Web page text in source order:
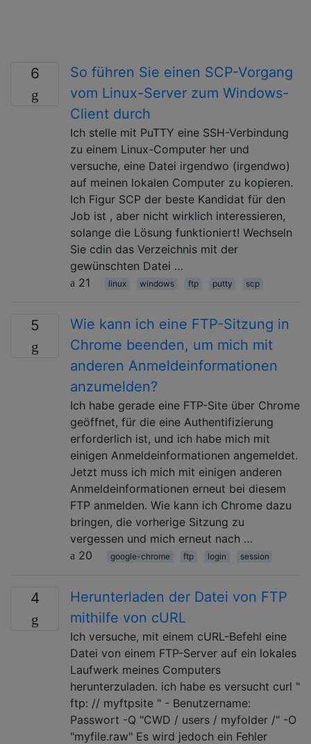
6
So führen Sie einen SCP-Vorgang
vom Linux-Server zum Windows-
Client durch
Ich stelle mit PuTTY eine SSH-Verbindung
zu einem Linux-Computer her und
versuche, eine Datei irgendwo (irgendwo)
auf meinen lokalen Computer zu kopieren.
Ich Figur SCP der beste Kandidat für den
Job ist , aber nicht wirklich interessieren,
solange die Lösung funktioniert! Wechseln
Sie cdin das Verzeichnis mit der
gewünschten Datei …
21
linux windows ftp putty scp
5
Wie kann ich eine FTP-Sitzung in
Chrome beenden, um mich mit
anderen Anmeldeinformationen
anzumelden?
Ich habe gerade eine FTP-Site über Chrome
geöffnet, für die eine Authentifizierung
erforderlich ist, und ich habe mich mit
einigen Anmeldeinformationen angemeldet.
Jetzt muss ich mich mit einigen anderen
Anmeldeinformationen erneut bei diesem
FTP anmelden. Wie kann ich Chrome dazu
bringen, die vorherige Sitzung zu
vergessen und mich erneut nach …
20
google-chrome ftp login session
4
Herunterladen der Datei von FTP
mithilfe von cURL
Ich versuche, mit einem cURL-Befehl eine
Datei von einem FTP-Server auf ein lokales
Laufwerk meines Computers
herunterzuladen. ich habe es versucht curl "
ftp: // myftpsite " - Benutzername:
Passwort -Q "CWD / users / myfolder /" -O
"myfile.raw" Es wird jedoch ein Fehler